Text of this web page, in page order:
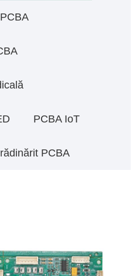
PCBA IoT
PCBA